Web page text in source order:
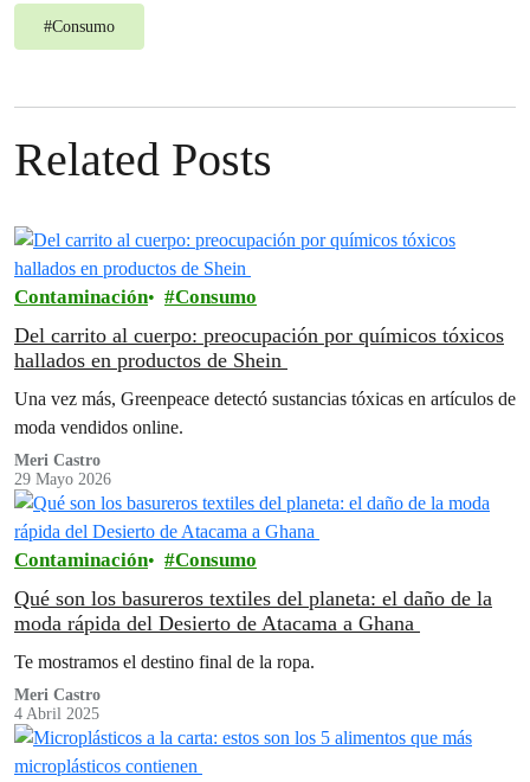
#Consumo
Related Posts
Contaminación Consumo
Del carrito al cuerpo: preocupación por químicos tóxicos
hallados en productos de Shein
Una vez más, Greenpeace detectó sustancias tóxicas en artículos de
moda vendidos online.
Meri Castro
29 Mayo 2026
Contaminación Consumo
Qué son los basureros textiles del planeta: el daño de la
moda rápida del Desierto de Atacama a Ghana
Te mostramos el destino final de la ropa.
Meri Castro
4 Abril 2025